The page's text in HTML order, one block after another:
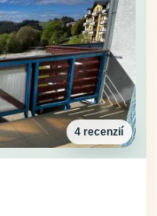
4 recenzií